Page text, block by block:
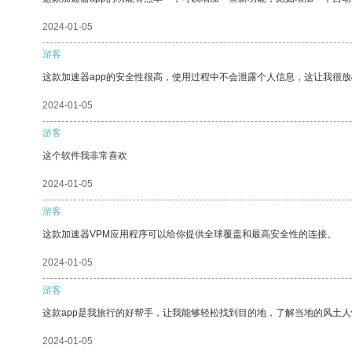
2024-01-05
游客
这款加速器app的安全性很高，使用过程中不会泄露个人信息，这让我很
2024-01-05
游客
这个软件我非常喜欢
2024-01-05
游客
这款加速器VPM应用程序可以给你提供全球覆盖和最高安全性的连接。
2024-01-05
游客
这款app是我旅行的好帮手，让我能够轻松找到目的地，了解当地的风土
2024-01-05